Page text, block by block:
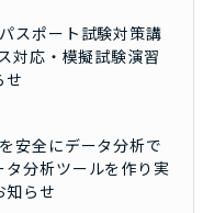
スポート試験対策講
対応・模擬試験演習
せ
安全にデータ分析で
分析ツールを作り実
知らせ